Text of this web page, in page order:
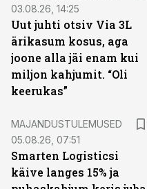
03.08.26, 14:25
Uut juhti otsiv Via 3L
ärikasum kosus, aga
joone alla jäi enam kui
miljon kahjumit. “Oli
keerukas”
MAJANDUSTULEMUSED
05.08.26, 07:51
Smarten Logisticsi
käive langes 15% ja